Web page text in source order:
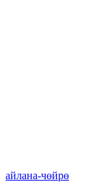
айлана-чөйрө